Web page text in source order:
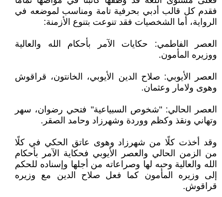
فقدم كل قالب أدبي بحرفية تامة ومناسب لموضعه في
الرواية، أما الشخصيات فقد تنوعت بتنوع الأزمنة:
العصر الفاطمي: حكايات الآمر بأحكام الله والعالية
ووزيره المأمون.
العصر الأيوبي: صلاح الدين الأيوبي، الخانتون، قراقوش
وهوى ولامار وعثمان.
العصر الحالي: "شخوص السبياعية" فتحي رضوان، سهر
وتهاني ونقذ وكظم ووردة وشهرزاد وحامد الصقر.
وقد أخذت كلًا من شهرزاد وهوى عاتق الحكي في كلًا
من الزمن الحالي والعصر الأيوبي فحكاية الآمر بأحكام
الله والعالية وحبه لها وصراعاته من أجلها وإسناده للحكم
إلى وزيره المأمون كما فعل صلاح الدين مع وزيره
قراقوش.